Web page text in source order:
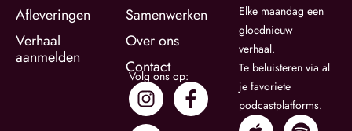
Afleveringen
Verhaal
aanmelden
Samenwerken
Over ons
Contact
Volg ons op:
Elke maandag een
gloednieuw
verhaal.
Te beluisteren via al
je favoriete
podcastplatforms.